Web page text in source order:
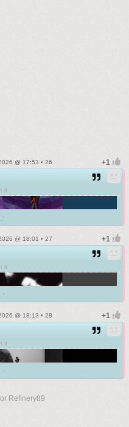
@ 17:53 • 26
it
@ 18:01 • 27
it
@ 18:13 • 28
it
Refinery89